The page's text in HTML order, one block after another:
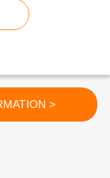
FORMATION >